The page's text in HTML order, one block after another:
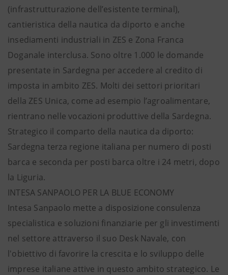
(infrastrutturazione dell’esistente terminal),
cantieristica della nautica da diporto e anche
insediamenti industriali in ZES e Zona Franca
Doganale interclusa. Sono oltre 1.000 le domande
presentate in Sardegna per accedere al credito di
imposta in ambito ZES. Molti dei settori prioritari
della ZES Unica, come ad esempio l’agroalimentare,
rientrano nelle vocazioni produttive della Sardegna.
Strategico il comparto della nautica da diporto:
Sardegna terza regione italiana per numero di posti
barca e seconda per posti barca oltre i 24 metri, dopo
la Liguria.
INTESA SANPAOLO PER LA BLUE ECONOMY
Intesa Sanpaolo mette a disposizione consulenza
specialistica e soluzioni finanziarie per gli investimenti
nel settore attraverso il suo Desk Navale, con
l'obiettivo di favorire la crescita e lo sviluppo delle
imprese italiane attive in questo ambito strategico. Le